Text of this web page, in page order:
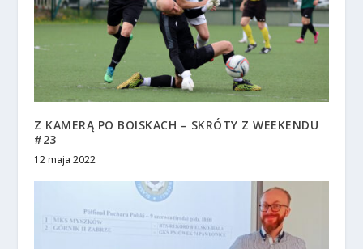
Z KAMERĄ PO BOISKACH – SKRÓTY Z WEEKENDU
#23
12 maja 2022